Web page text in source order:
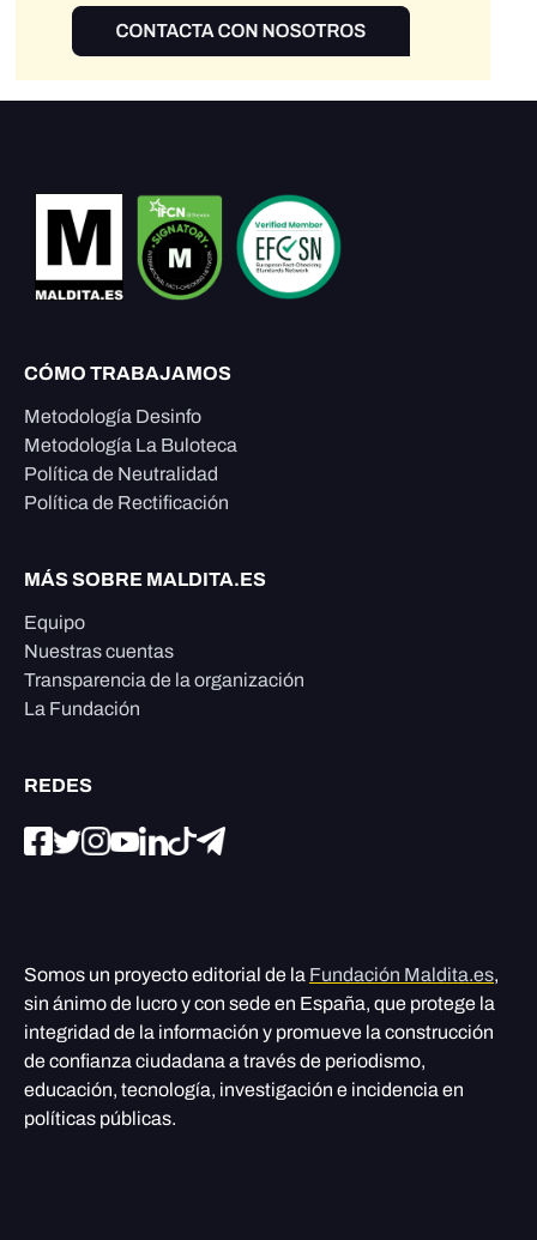
CÓMO TRABAJAMOS
Metodología Desinfo
Metodología La Buloteca
Política de Neutralidad
Política de Rectificación
MÁS SOBRE MALDITA.ES
Equipo
Nuestras cuentas
Transparencia de la organización
La Fundación
REDES
Somos un proyecto editorial de la Fundación Maldita.es,
sin ánimo de lucro y con sede en España, que protege la
integridad de la información y promueve la construcción
de confianza ciudadana a través de periodismo,
educación, tecnología, investigación e incidencia en
políticas públicas.